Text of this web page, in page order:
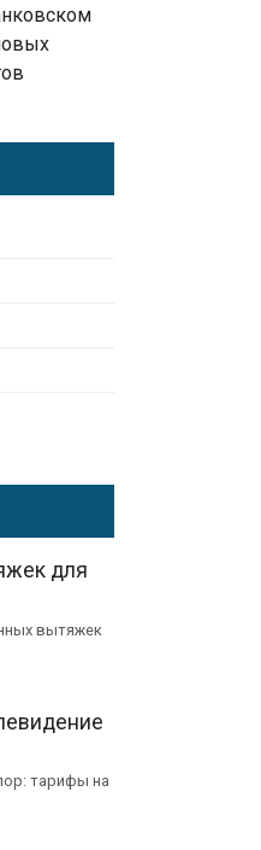
для
вытяжек
тарифы на